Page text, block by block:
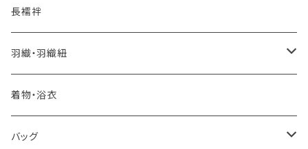
自宅で洗える！本麻長襦袢
憧れの高級カジュアル帯
河合美術織物 訪問着に合わせる袋帯
訪問着に合わせるフォーマル帯
- 琉球帯
- 染め帯
- 袋帯・洒落袋帯
- 名古屋帯
- 田中節子
- 京都 三浦清商店
- 大津工房 荒尾ちどり
-おびやオリジナル
長襦袢
羽織・羽織紐
-おびやオリジナル
着物・浴衣
バッグ